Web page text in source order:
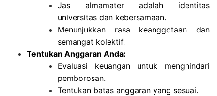
Jas almamater adalah identitas
universitas dan kebersamaan.
Menunjukkan rasa keanggotaan dan
semangat kolektif.
Tentukan Anggaran Anda:
Evaluasi keuangan untuk menghindari
pemborosan.
Tentukan batas anggaran yang sesuai.